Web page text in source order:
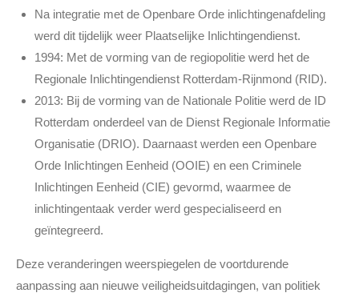
Na integratie met de Openbare Orde inlichtingenafdeling
werd dit tijdelijk weer Plaatselijke Inlichtingendienst.
1994: Met de vorming van de regiopolitie werd het de
Regionale Inlichtingendienst Rotterdam-Rijnmond (RID).
2013: Bij de vorming van de Nationale Politie werd de ID
Rotterdam onderdeel van de Dienst Regionale Informatie
Organisatie (DRIO). Daarnaast werden een Openbare
Orde Inlichtingen Eenheid (OOIE) en een Criminele
Inlichtingen Eenheid (CIE) gevormd, waarmee de
inlichtingentaak verder werd gespecialiseerd en
geïntegreerd.
Deze veranderingen weerspiegelen de voortdurende
aanpassing aan nieuwe veiligheidsuitdagingen, van politiek